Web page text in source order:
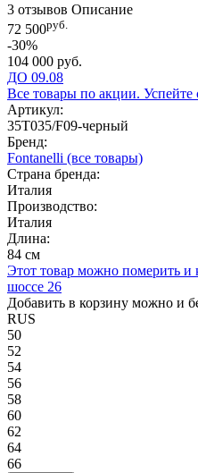
3 отзывов Описание
72 500руб.
-30%
104 000 руб.
ДО 09.08
Все товары по акции. Успейте
Артикул:
35T035/F09-черный
Бренд:
Fontanelli (все товары)
Страна бренда:
Италия
Производство:
Италия
Длина:
84 см
Этот товар можно померить и
шоссе 26
Добавить в корзину можно и
RUS
50
52
54
56
58
60
62
64
66